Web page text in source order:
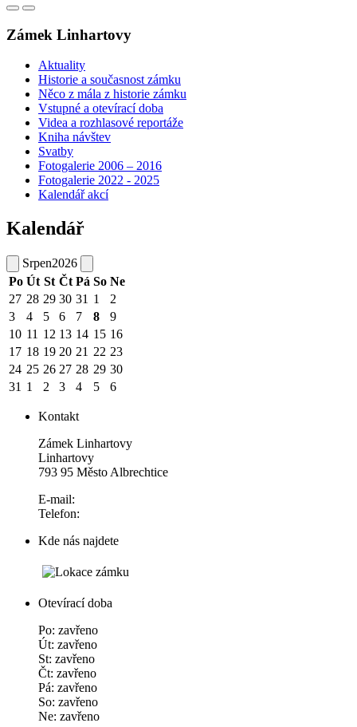
Zámek Linhartovy
Aktuality
Historie a současnost zámku
Něco z mála z historie zámku
Vstupné a otevírací doba
Videa a rozhlasové reportáže
Kniha návštev
Svatby
Fotogalerie 2006 – 2016
Fotogalerie 2022 - 2025
Kalendář akcí
Kalendář
Srpen2026
Po Út St Čt Pá So Ne
27 28 29 30 31 1
2
3
4 5 6 7 8
9
10 11 12 13 14 15 16
17 18 19 20 21 22 23
24 25 26 27 28 29 30
31 1 2 3 4 5 6
Kontakt
Zámek Linhartovy
Linhartovy
793 95 Město Albrechtice
E-mail:
Telefon:
Kde nás najdete
Otevírací doba
Po: zavřeno
Út: zavřeno
St: zavřeno
Čt: zavřeno
Pá: zavřeno
So: zavřeno
Ne: zavřeno